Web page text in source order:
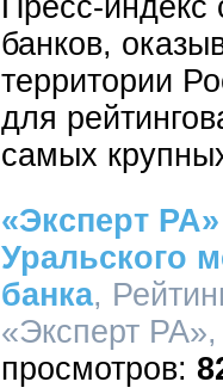
Пресс-
банков,
территории
для
самых
«Эксперт
Уральского
банка,
«Эксперт